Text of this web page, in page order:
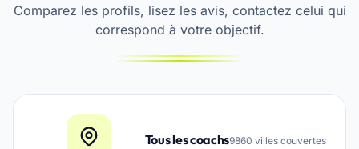
Comparez les profils, lisez les avis, contactez celui qui
correspond à votre objectif.
Tous les coachs9860 villes couvertes